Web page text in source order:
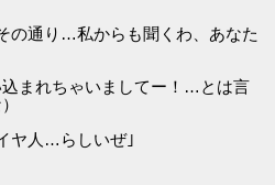
の通り…私からも聞くわ、あなた
まれちゃいましてー！…とは言
ヤ人…らしいぜ｣